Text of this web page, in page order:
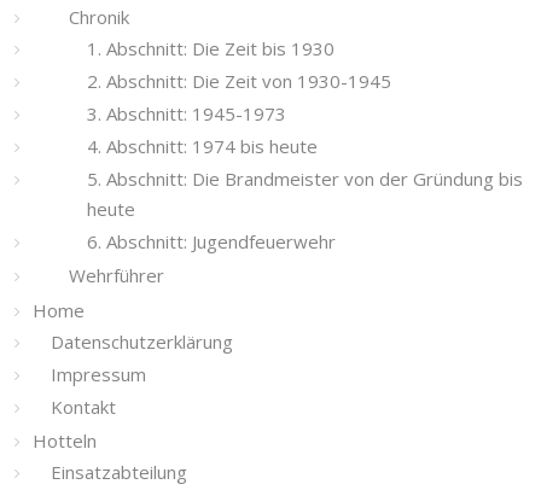
Chronik
1. Abschnitt: Die Zeit bis 1930
2. Abschnitt: Die Zeit von 1930-1945
3. Abschnitt: 1945-1973
4. Abschnitt: 1974 bis heute
5. Abschnitt: Die Brandmeister von der Gründung bis
heute
6. Abschnitt: Jugendfeuerwehr
Wehrführer
Home
Datenschutzerklärung
Impressum
Kontakt
Hotteln
Einsatzabteilung